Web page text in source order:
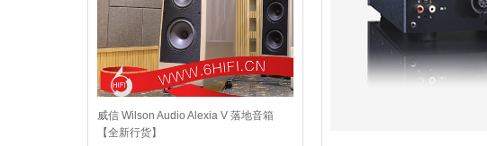
威信 Wilson Audio Alexia V 落地音箱
【全新行货】